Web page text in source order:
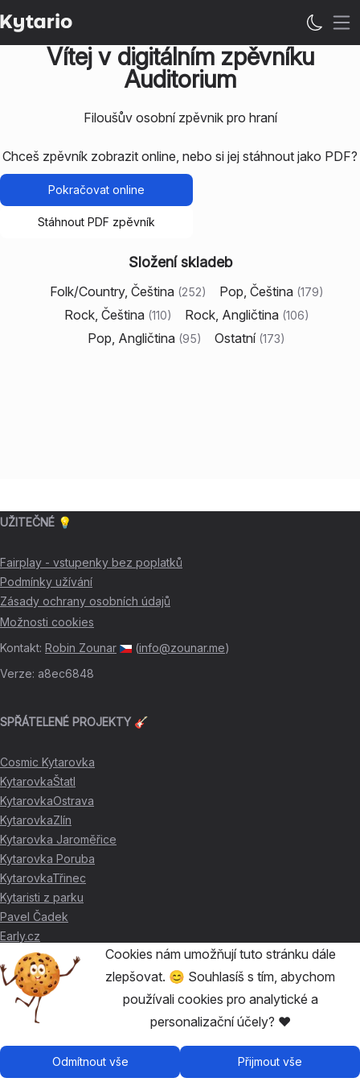
Vítej v digitálním zpěvníku
Auditorium
Filoušův osobní zpěvnik pro hraní
Chceš zpěvník zobrazit online, nebo si jej stáhnout jako PDF?
Pokračovat online
Stáhnout PDF zpěvník
Složení skladeb
Folk/Country, Čeština (252) Pop, Čeština (179)
Rock, Čeština (110) Rock, Angličtina (106)
Pop, Angličtina (95) Ostatní (173)
UŽITEČNÉ 💡
Fairplay - vstupenky bez poplatků
Podmínky užívání
Zásady ochrany osobních údajů
Možnosti cookies
Kontakt: Robin Zounar (info@zounar.me)
Verze: a8ec6848
SPŘÁTELENÉ PROJEKTY 🎸
Cosmic Kytarovka
KytarovkaŠtatl
KytarovkaOstrava
KytarovkaZlín
Kytarovka Jaroměřice
Kytarovka Poruba
KytarovkaTřinec
Kytaristi z parku
Pavel Čadek
Early.cz
DÍKY ZA PODPORU ❤️
David Skácel
Cosmic Kytarovka
Cookies nám umožňují tuto stránku dále
zlepšovat. 😊 Souhlasíš s tím, abychom
používali cookies pro analytické a
personalizační účely? ❤️
Odmítnout vše Přijmout vše